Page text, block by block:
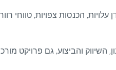
הכנסות צפויות, טווחי
השיווק והביצוע, גם פרויקט